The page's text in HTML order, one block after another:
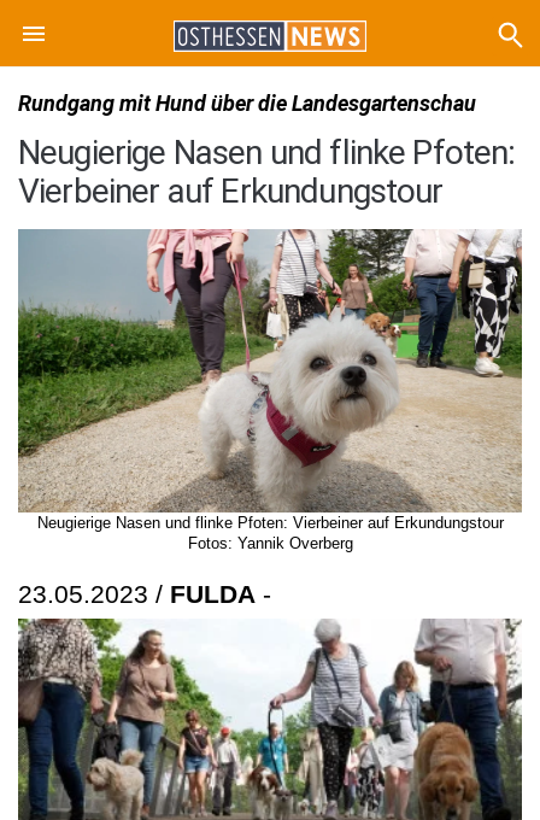
Rundgang mit Hund über die Landesgartenschau
Neugierige Nasen und flinke Pfoten:
Vierbeiner auf Erkundungstour
Neugierige Nasen und flinke Pfoten: Vierbeiner auf Erkundungstour
Fotos: Yannik Overberg
23.05.2023 / FULDA -